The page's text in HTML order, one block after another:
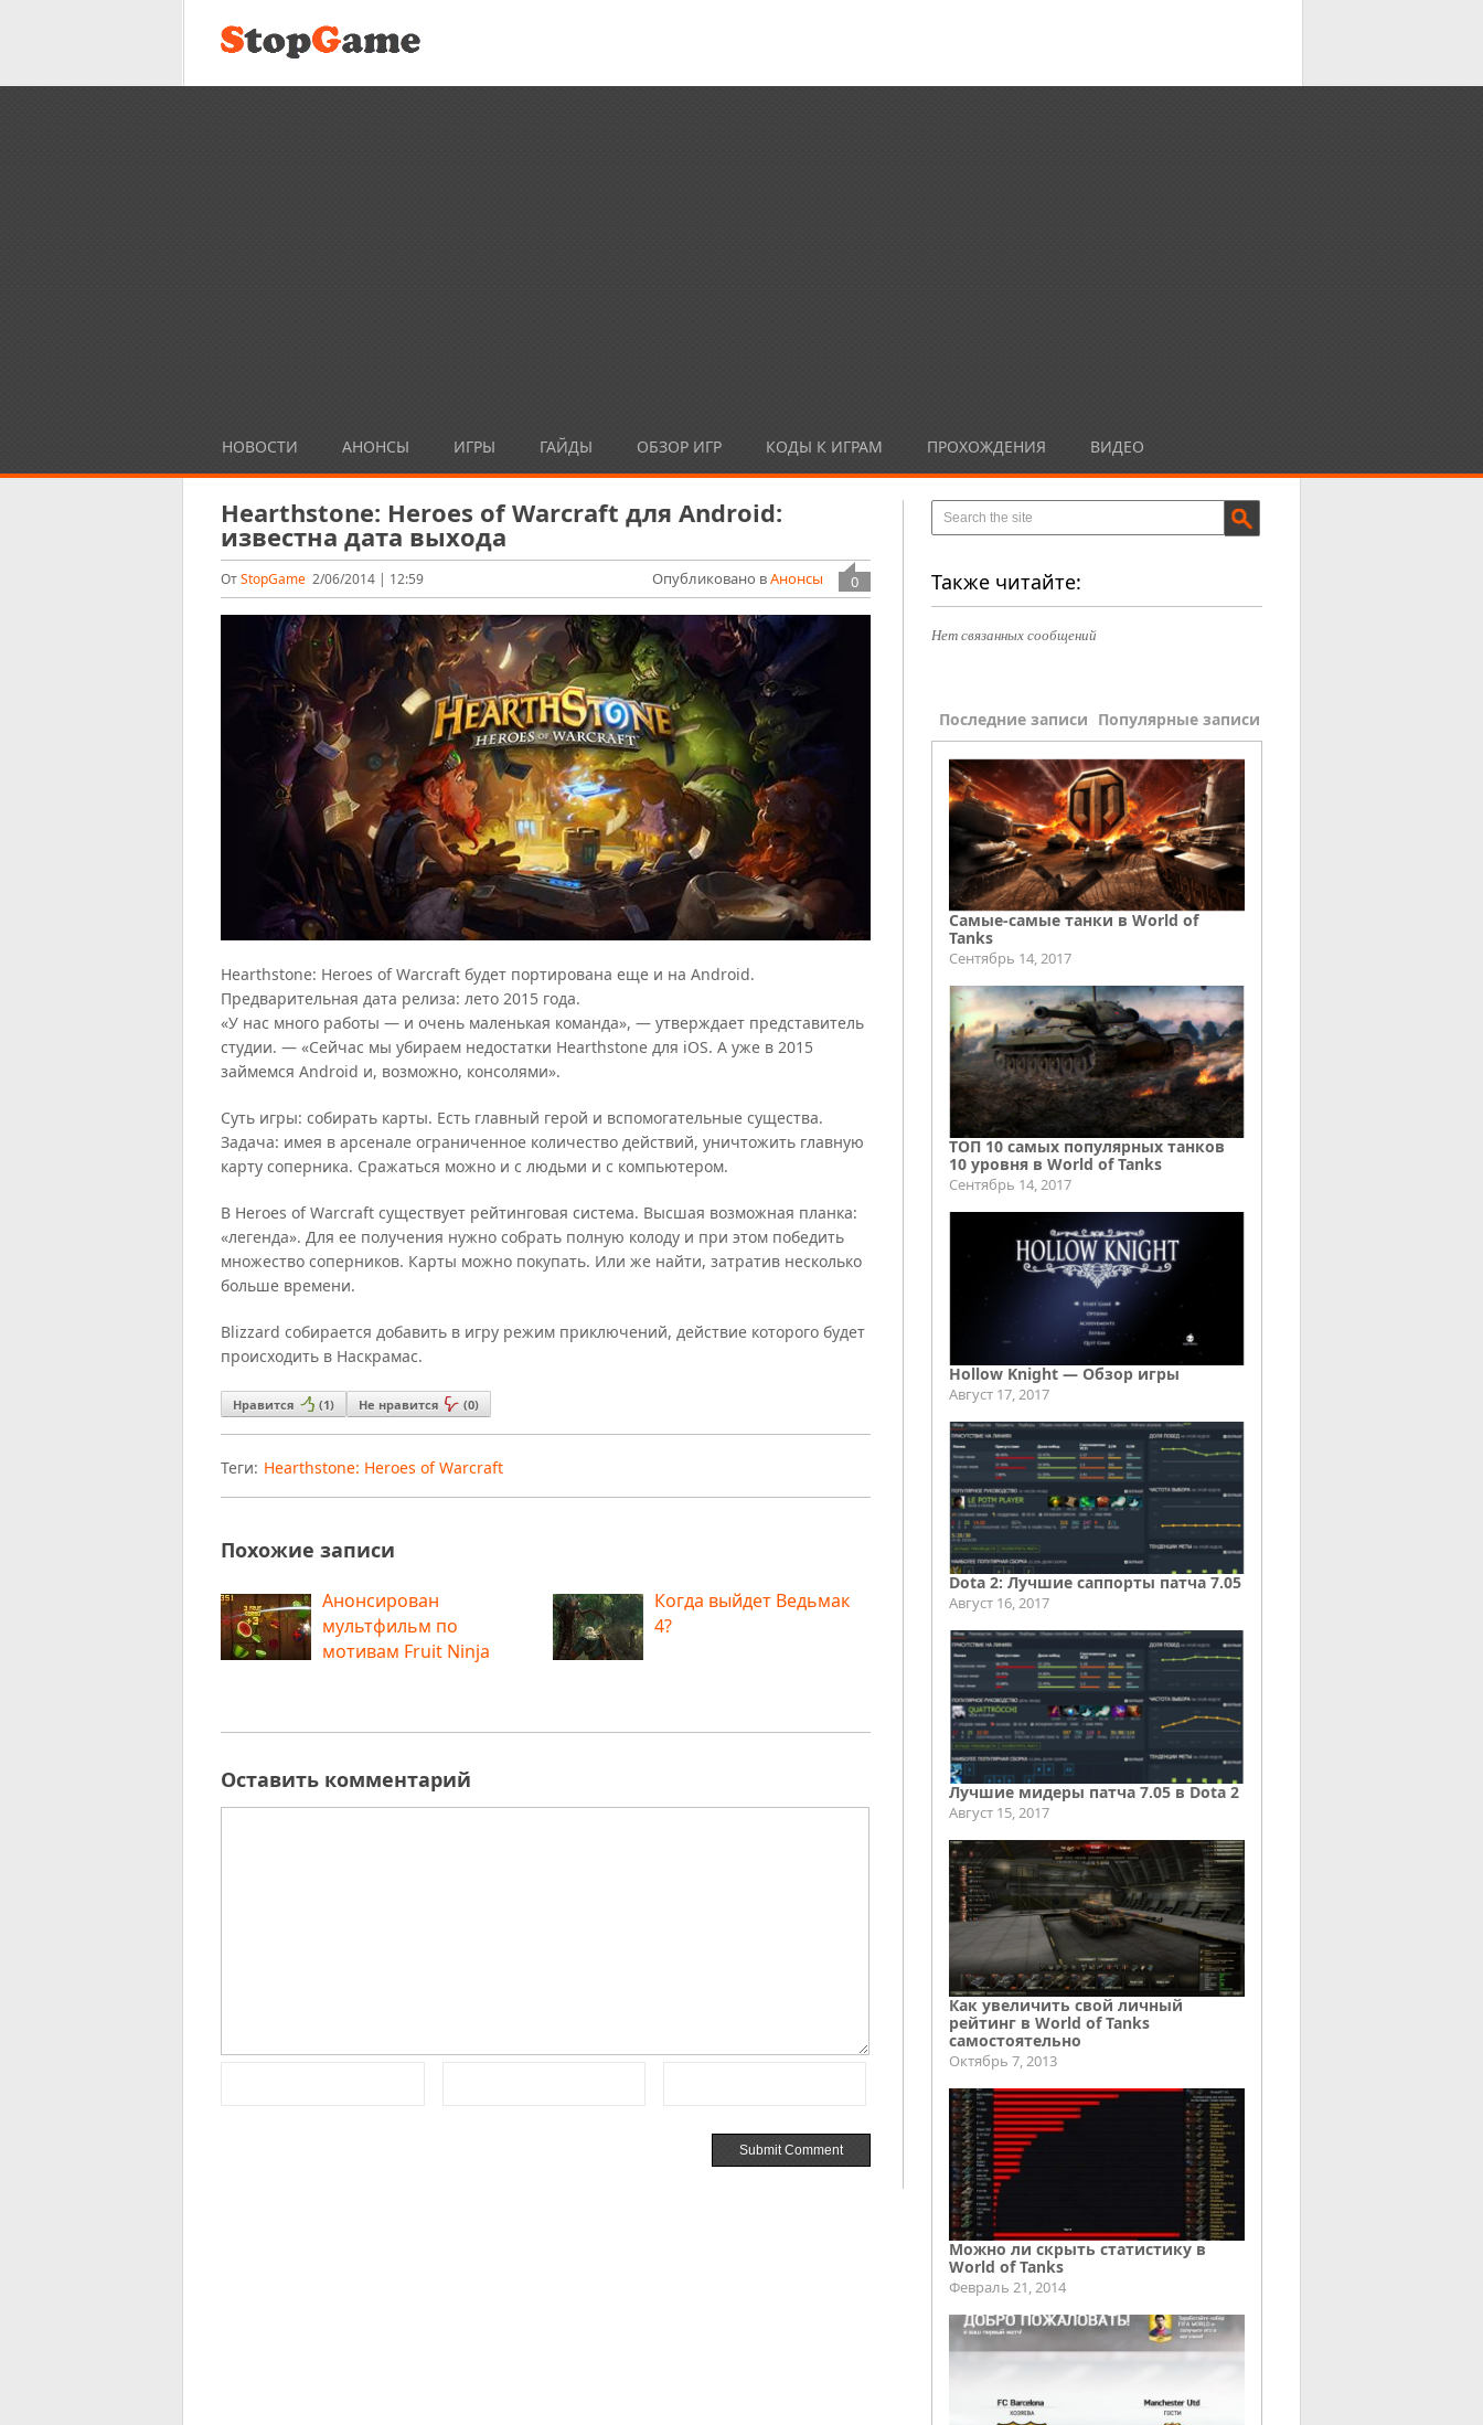
НОВОСТИ АНОНСЫ ИГРЫ ГАЙДЫ ОБЗОР ИГР КОДЫ К ИГРАМ ПРОХОЖДЕНИЯ ВИДЕО
Hearthstone: Heroes of Warcraft для Android:
известна дата выхода
ОтStopGame 2/06/2014 | 12:59 0
Опубликовано вАнонсы
Hearthstone: Heroes of Warcraft будет портирована еще и на Android.
Предварительная дата релиза: лето 2015 года.
«У нас много работы — и очень маленькая команда», — утверждает представитель
студии. — «Сейчас мы убираем недостатки Hearthstone для iOS. А уже в 2015
займемся Android и, возможно, консолями».
Суть игры: собирать карты. Есть главный герой и вспомогательные существа.
Задача: имея в арсенале ограниченное количество действий, уничтожить главную
карту соперника. Сражаться можно и с людьми и с компьютером.
В Heroes of Warcraft существует рейтинговая система. Высшая возможная планка:
«легенда». Для ее получения нужно собрать полную колоду и при этом победить
множество соперников. Карты можно покупать. Или же найти, затратив несколько
больше времени.
Blizzard собирается добавить в игру режим приключений, действие которого будет
происходить в Наскрамас.
Нравится (1) Не нравится (0)
Теги: Hearthstone: Heroes of Warcraft
Похожие записи
Анонсирован
мультфильм по
мотивам Fruit Ninja
Когда выйдет Ведьмак
4?
Оставить комментарий
Также читайте:
Нет связанных сообщений
Последние записи Популярные записи
Самые-самые танки в World of
Tanks
Сентябрь 14, 2017
ТОП 10 самых популярных танков
10 уровня в World of Tanks
Сентябрь 14, 2017
Hollow Knight — Обзор игры
Август 17, 2017
Dota 2: Лучшие саппорты патча 7.05
Август 16, 2017
Лучшие мидеры патча 7.05 в Dota 2
Август 15, 2017
Как увеличить свой личный
рейтинг в World of Tanks
самостоятельно
Октябрь 7, 2013
Можно ли скрыть статистику в
World of Tanks
Февраль 21, 2014